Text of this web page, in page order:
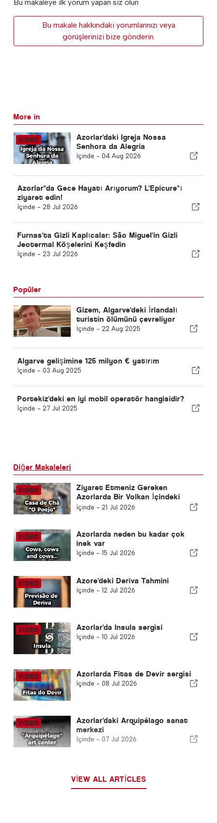
Bu makaleye ilk yorum yapan siz olun
Bu makale hakkındaki yorumlarınızı veya
görüşlerinizi bize gönderin.
More in
Azorlar'daki Igreja Nossa
Senhora da Alegria
İçinde - 04 Aug 2026
Azorlar"da Gece Hayatı Arıyorum? L'Epicure"ı
ziyaret edin!
İçinde - 28 Jul 2026
Furnas'ta Gizli Kaplıcalar: São Miguel'in Gizli
Jeotermal Köşelerini Keşfedin
İçinde - 23 Jul 2026
Popüler
Gizem, Algarve'deki İrlandalı
turistin ölümünü çevreliyor
İçinde - 22 Aug 2025
Algarve gelişimine 125 milyon € yatırım
İçinde - 03 Aug 2025
Portekiz'deki en iyi mobil operatör hangisidir?
İçinde - 27 Jul 2025
Diğer Makaleleri
Ziyaret Etmeniz Gereken
Azorlarda Bir Volkan İçindeki
Rahat Çay Evi
İçinde - 21 Jul 2026
Azorlarda neden bu kadar çok
inek var
İçinde - 15 Jul 2026
Azore'deki Deriva Tahmini
İçinde - 12 Jul 2026
Azorlar'da Insula sergisi
İçinde - 10 Jul 2026
Azorlarda Fitas de Devir sergisi
İçinde - 08 Jul 2026
Azorlar'daki Arquipélago sanat
merkezi
İçinde - 07 Jul 2026
VIEW ALL ARTICLES